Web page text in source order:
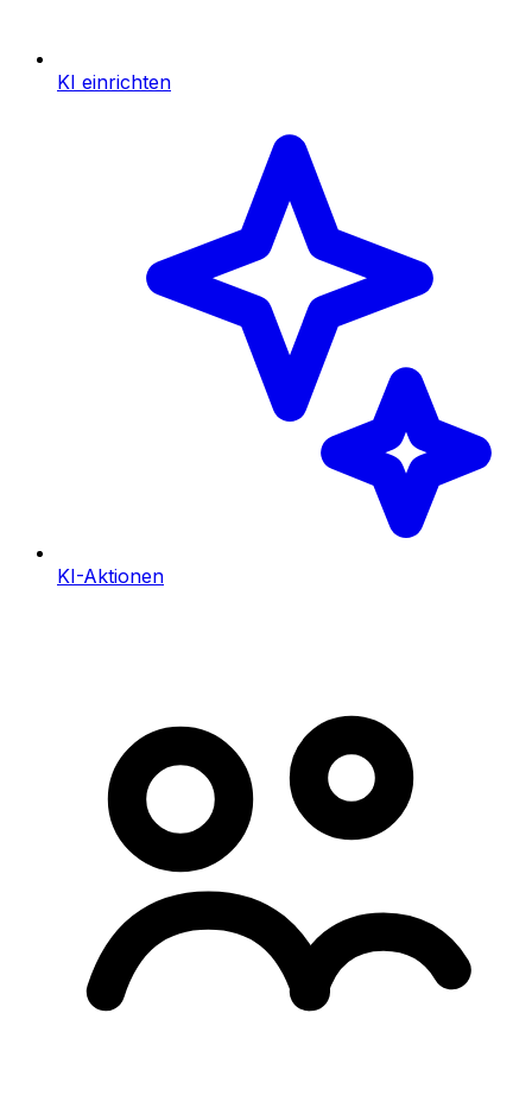
KI einrichten
KI-Aktionen